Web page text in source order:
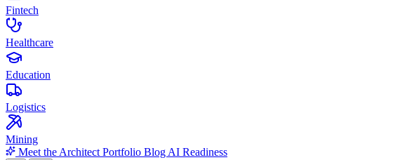
Fintech
Healthcare
Education
Logistics
Mining
Meet the Architect Portfolio Blog AI Readiness